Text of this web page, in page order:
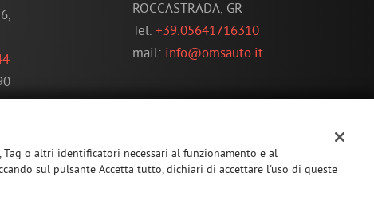
ROCCASTRADA, GR
Tel. +39.05641716310
mail: info@omsauto.it
o altri identificatori necessari al funzionamento e al
sul pulsante Accetta tutto, dichiari di accettare l'uso di queste